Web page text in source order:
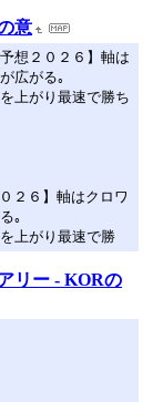
意
想２０２６】軸は
広がる｡
上がり最速で勝ち
２６】軸はクロワ
｡
上がり最速で勝
リー - KORの